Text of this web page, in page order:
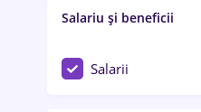
Salariu și beneficii
Salarii